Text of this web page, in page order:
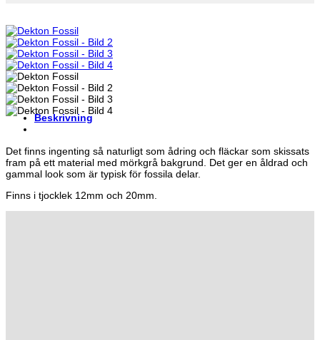
Beskrivning
Det finns ingenting så naturligt som ådring och fläckar som skissats
fram på ett material med mörkgrå bakgrund. Det ger en åldrad och
gammal look som är typisk för fossila delar.
Finns i tjocklek 12mm och 20mm.